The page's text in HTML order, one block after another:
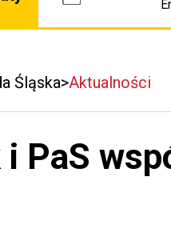
Śląska Aktualności
i PaS